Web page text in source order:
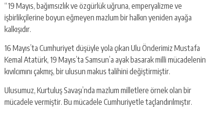
“19 Mayıs, bağımsızlık ve özgürlük uğruna, emperyalizme ve
işbirlikçilerine boyun eğmeyen mazlum bir halkın yeniden ayağa
kalkışıdır.
16 Mayıs’ta Cumhuriyet düşüyle yola çıkan Ulu Önderimiz Mustafa
Kemal Atatürk, 19 Mayıs’ta Samsun’a ayak basarak milli mücadelenin
kıvılcımını çakmış, bir ulusun makus talihini değiştirmiştir.
Ulusumuz, Kurtuluş Savaşı’nda mazlum milletlere örnek olan bir
mücadele vermiştir. Bu mücadele Cumhuriyetle taçlandırılmıştır.